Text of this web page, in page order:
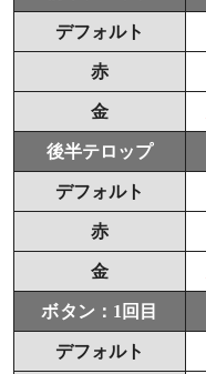
デフォルト
赤
金
後半テロップ
デフォルト
赤
金
ボタン：1回目
デフォルト